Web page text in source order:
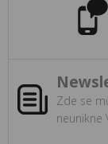
Zde se
neunikne